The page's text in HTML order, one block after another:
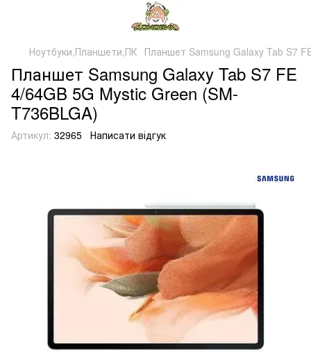
Ноутбуки,Планшети,ПК Планшет Samsung Galaxy Tab S7
Планшет Samsung Galaxy Tab S7 FE
4/64GB 5G Mystic Green (SM-
T736BLGA)
Артикул: 32965 Написати відгук